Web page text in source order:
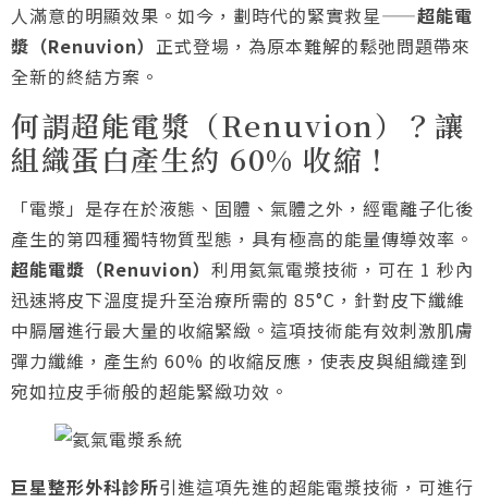
人滿意的明顯效果。如今，劃時代的緊實救星——超能電
漿（Renuvion） 正式登場，為原本難解的鬆弛問題帶來
全新的終結方案。
何謂超能電漿（Renuvion）？讓
組織蛋白產生約 60% 收縮！
「電漿」是存在於液態、固體、氣體之外，經電離子化後
產生的第四種獨特物質型態，具有極高的能量傳導效率。
超能電漿（Renuvion） 利用氦氣電漿技術，可在 1 秒內
迅速將皮下溫度提升至治療所需的 85°C，針對皮下纖維
中膈層進行最大量的收縮緊緻。這項技術能有效刺激肌膚
彈力纖維，產生約 60% 的收縮反應，使表皮與組織達到
宛如拉皮手術般的超能緊緻功效。
巨星整形外科診所引進這項先進的超能電漿技術，可進行